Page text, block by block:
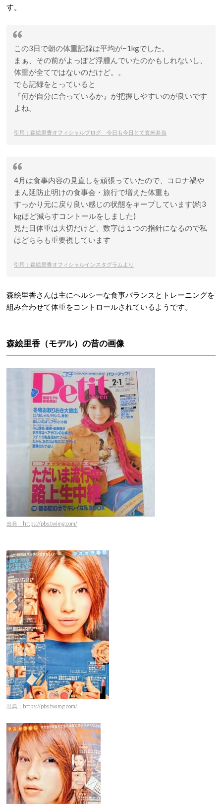
す。
この3日で朝の体重記録は平均が−1kgでした。
まぁ、その前がよっぽど浮腫んでいたのかもしれないし、
体重が全てではないのだけど。。
でも記録をとっていると
『何が自分に合っているか』が把握しやすいのが良いです
よね。
引用：森絵里香オフィシャルブログ 今日も今日とて玄米弁当
4月は食事内容の見直しを頑張っていたので、コロナ禍や
まん延防止明けの食事会・旅行で増えた体重も
すっかり元に戻り良い感じの状態をキープしています(約3
kgほど減らすコントールをしました)
見た目体重は大切だけど、数字は１つの指針になるので私
はどちらも重要視しています
引用：森絵里香オフィシャルインスタグラムより
森絵里香さんは主にヘルシーな食事バランスとトレーニングを
組み合わせて体重をコントロールされているようです。
森絵里香（モデル）の昔の画像
出典：https://pbs.twimg.com/
出典：https://pbs.twimg.com/